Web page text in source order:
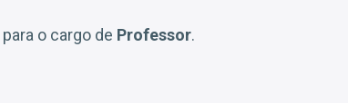
para o cargo de Professor.